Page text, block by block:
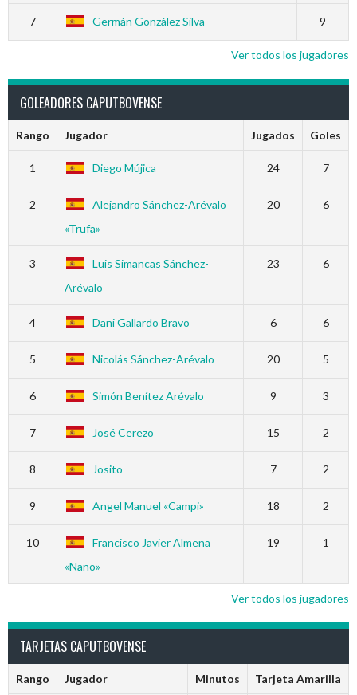
7 Germán González Silva 9
Ver todos los jugadores
GOLEADORES CAPUTBOVENSE
Rango Jugador Jugados Goles
1 Diego Mújica 24 7
2
Alejandro Sánchez-Arévalo
«Trufa»
20 6
3
Luis Simancas Sánchez-
Arévalo
23 6
4 Dani Gallardo Bravo 6 6
5 Nicolás Sánchez-Arévalo 20 5
6 Simón Benítez Arévalo 9 3
7 José Cerezo 15 2
8 Josito 7 2
9 Angel Manuel «Campi» 18 2
10
Francisco Javier Almena
«Nano»
19 1
Ver todos los jugadores
TARJETAS CAPUTBOVENSE
Rango Jugador Minutos Tarjeta Amarilla